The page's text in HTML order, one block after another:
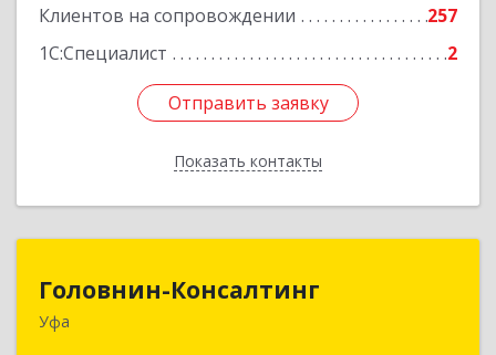
Клиентов на сопровождении
257
1С:Специалист
2
Отправить заявку
Показать контакты
Отправить заявку
Назад
Головнин-Консалтинг
Уфа450006, Башкортостан Респ, Уфа г, Ленина ул,